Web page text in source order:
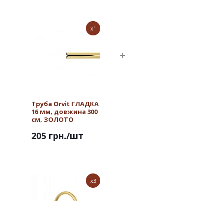
x1
Труба Orvit ГЛАДКА
16 мм, довжина 300
см, ЗОЛОТО
205 грн./шт
x3